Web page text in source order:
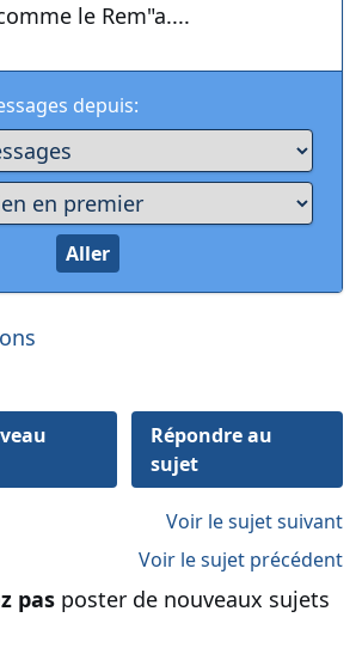
le Rem"a....
depuis:
Répondre au
sujet
Voir le sujet suivant
Voir le sujet précédent
pas poster de nouveaux sujets